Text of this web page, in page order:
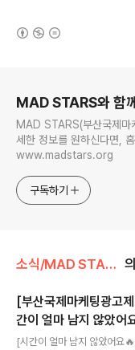
MAD STARS와 함
MAD STARS(부산국제마
세한 정보를 원하신다면,
www.madstars.org
구독하기
소식/MAD STARS 소식
[부산국제마케팅광고
간이 얼마 남지 않았어
[시간이 얼마 남지 않았어요